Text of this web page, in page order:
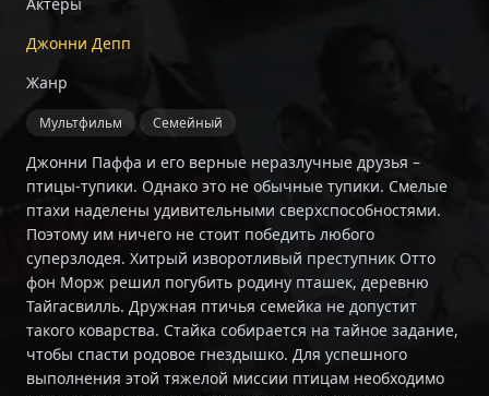
Джонни Депп
Жанр
Мультфильм Семейный
Джонни Паффа и его верные неразлучные друзья –
птицы-тупики. Однако это не обычные тупики. Смелые
птахи наделены удивительными сверхспособностями.
Поэтому им ничего не стоит победить любого
суперзлодея. Хитрый изворотливый преступник Отто
фон Морж решил погубить родину пташек, деревню
Тайгасвилль. Дружная птичья семейка не допустит
такого коварства. Стайка собирается на тайное задание,
чтобы спасти родовое гнездышко. Для успешного
выполнения этой тяжелой миссии птицам необходимо